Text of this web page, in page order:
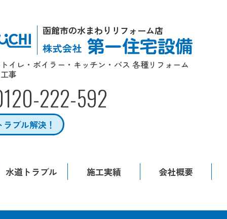
函館市の水まわりリフォーム店
トイレ・ボイラー・キッチン・バス 各種リフォーム
工事
222-592
ブル解決！
水道トラブル 施工実績 会社概要